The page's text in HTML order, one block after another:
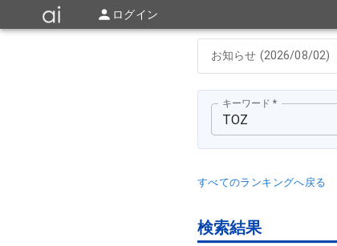
ログイン
お知らせ (2026/08/02)
キーワード *
すべてのランキングへ戻る
検索結果